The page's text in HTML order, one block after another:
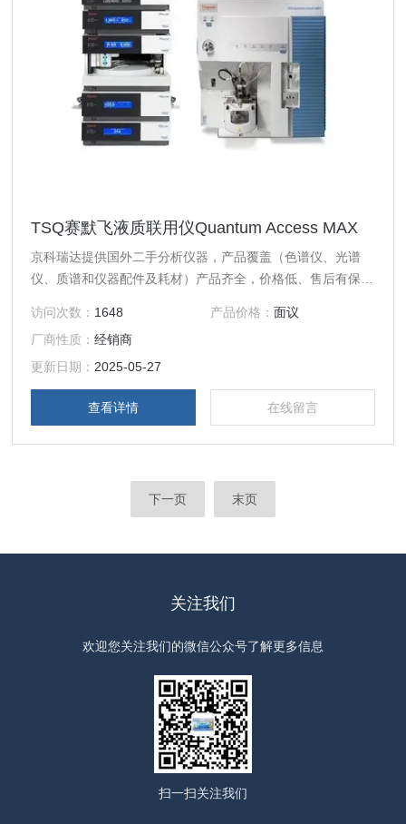
TSQ赛默飞液质联用仪Quantum Access MAX
京科瑞达提供国外二手分析仪器，产品覆盖（色谱仪、光谱
仪、质谱和仪器配件及耗材）产品齐全，价格低、售后有保
Access MAX
访问次数： 1648 产品价格： 面议
厂商性质：经销商
更新日期： 2025-05-27
查看详情 在线留言
下一页 末页
关注我们
欢迎您关注我们的微信公众号了解更多信息
扫一扫关注我们